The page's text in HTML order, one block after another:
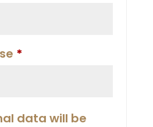
*
data will be